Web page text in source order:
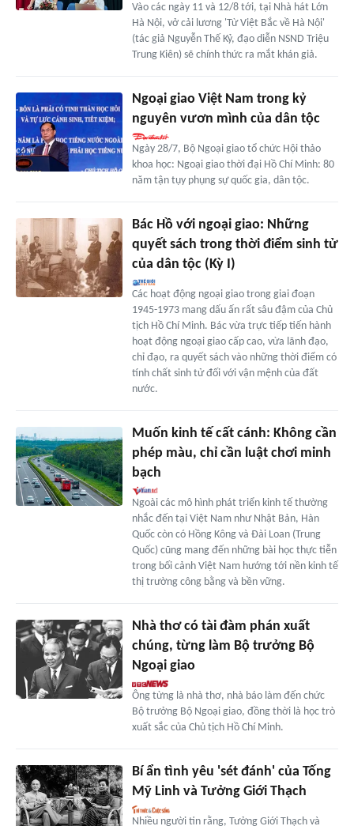
Vào các ngày 11 và 12/8 tới, tại Nhà hát Lớn
Hà Nội, vở cải lương 'Từ Việt Bắc về Hà Nội'
(tác giả Nguyễn Thế Kỷ, đạo diễn NSND Triệu
Trung Kiên) sẽ chính thức ra mắt khán giả.
Ngoại giao Việt Nam trong kỷ
nguyên vươn mình của dân tộc
Ngày 28/7, Bộ Ngoại giao tổ chức Hội thảo
khoa học: Ngoại giao thời đại Hồ Chí Minh: 80
năm tận tụy phụng sự quốc gia, dân tộc.
Bác Hồ với ngoại giao: Những
quyết sách trong thời điểm sinh tử
của dân tộc (Kỳ I)
Các hoạt động ngoại giao trong giai đoạn
1945-1973 mang dấu ấn rất sâu đậm của Chủ
tịch Hồ Chí Minh. Bác vừa trực tiếp tiến hành
hoạt động ngoại giao cấp cao, vừa lãnh đạo,
chỉ đạo, ra quyết sách vào những thời điểm có
tính chất sinh tử đối với vận mệnh của đất
nước.
Muốn kinh tế cất cánh: Không cần
phép màu, chỉ cần luật chơi minh
bạch
Ngoài các mô hình phát triển kinh tế thường
nhắc đến tại Việt Nam như Nhật Bản, Hàn
Quốc còn có Hồng Kông và Đài Loan (Trung
Quốc) cũng mang đến những bài học thực tiễn
trong bối cảnh Việt Nam hướng tới nền kinh tế
thị trường công bằng và bền vững.
Nhà thơ có tài đàm phán xuất
chúng, từng làm Bộ trưởng Bộ
Ngoại giao
Ông từng là nhà thơ, nhà báo làm đến chức
Bộ trưởng Bộ Ngoại giao, đồng thời là học trò
xuất sắc của Chủ tịch Hồ Chí Minh.
Bí ẩn tình yêu 'sét đánh' của Tống
Mỹ Linh và Tưởng Giới Thạch
Nhiều người tin rằng, Tưởng Giới Thạch và